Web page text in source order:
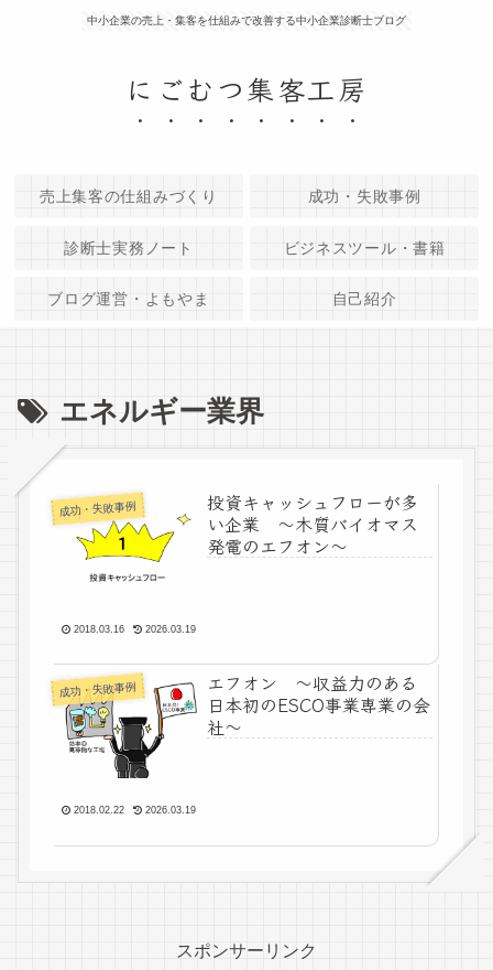
中小企業の売上・集客を仕組みで改善する中小企業診断士ブログ
にごむつ集客工房
売上集客の仕組みづくり 成功・失敗事例
診断士実務ノート ビジネスツール・書籍
ブログ運営・よもやま 自己紹介
エネルギー業界
成功・失敗事例
投資キャッシュフローが多
い企業 ～木質バイオマス
発電のエフオン～
2018.03.16 2026.03.19
成功・失敗事例
エフオン ～収益力のある
日本初のESCO事業専業の会
社～
2018.02.22 2026.03.19
スポンサーリンク